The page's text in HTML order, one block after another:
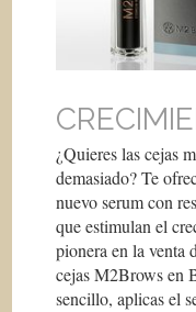
¿Quieres las cejas
demasiado? Te
nuevo serum con
que estimulan el
pionera en la venta
cejas M2Brows en
sencillo, aplicas el